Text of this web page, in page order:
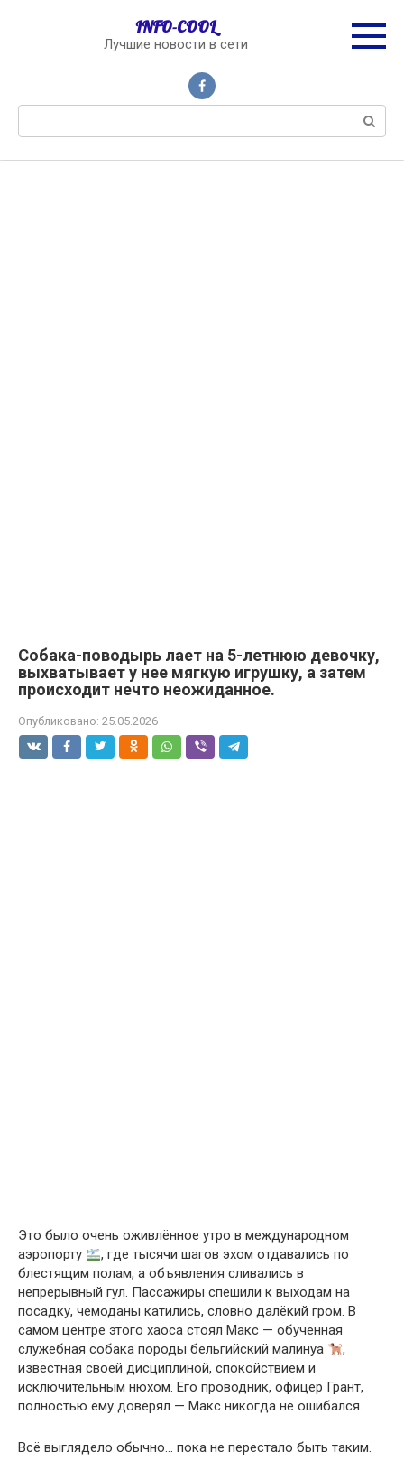
INFO-COOL
Лучшие новости в сети
Собака-поводырь лает на 5-летнюю девочку,
выхватывает у нее мягкую игрушку, а затем
происходит нечто неожиданное.
Опубликовано: 25.05.2026
Это было очень оживлённое утро в международном
аэропорту
, где тысячи шагов эхом отдавались по
блестящим полам, а объявления сливались в
непрерывный гул. Пассажиры спешили к выходам на
посадку, чемоданы катились, словно далёкий гром. В
самом центре этого хаоса стоял Макс — обученная
служебная собака породы бельгийский малинуа
,
известная своей дисциплиной, спокойствием и
исключительным нюхом. Его проводник, офицер Грант,
полностью ему доверял — Макс никогда не ошибался.
Всё выглядело обычно… пока не перестало быть таким.